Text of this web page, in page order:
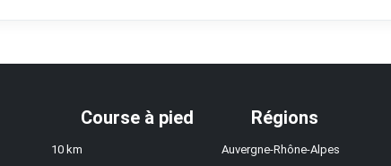
Course à pied
10 km
Régions
Auvergne-Rhône-Alpes